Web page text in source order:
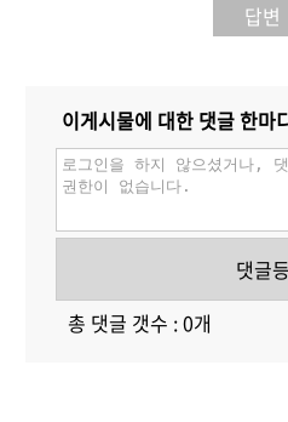
답변
이게시물에 대한 댓글 한마
댓글
총 댓글 갯수 : 0개